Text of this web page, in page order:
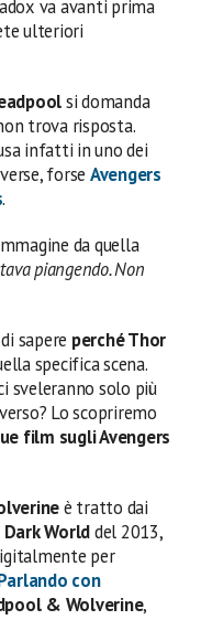
va avanti prima
ulteriori
si domanda
trova risposta.
infatti in uno dei
forse Avengers
.
da quella
piangendo. Non
sapere perché Thor
specifica scena.
sveleranno solo più
Lo scopriremo
film sugli Avengers
è tratto dai
Worlddel 2013,
per
con
& Wolverine,